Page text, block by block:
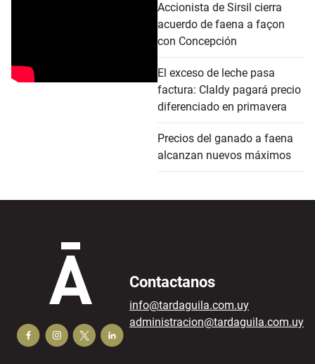
Accionista de Sirsil cierra
acuerdo de faena a façon
con Concepción
El exceso de leche pasa
factura: Claldy pagará precio
diferenciado en primavera
Precios del ganado a faena
alcanzan nuevos máximos
Contactanos
info@tardaguila.com.uy
administracion@tardaguila.com.uy